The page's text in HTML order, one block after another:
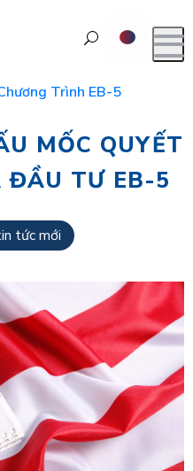
Trình EB-5
MỐC QUYẾT
ĐẦU TƯ EB-5
tức mới